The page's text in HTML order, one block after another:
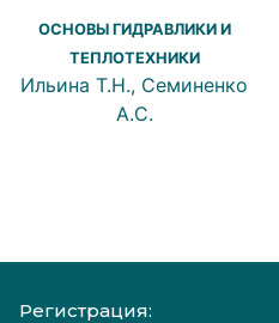
ОСНОВЫ ГИДРАВЛИКИ И
ТЕПЛОТЕХНИКИ
Ильина Т.Н., Семиненко
А.С.
Регистрация: